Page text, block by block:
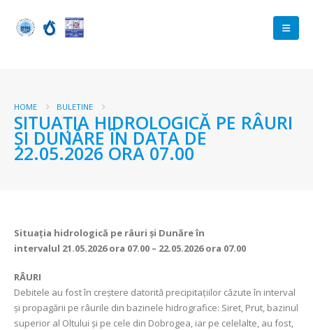
HOME BULETINE
SITUAȚIA HIDROLOGICĂ PE RÂURI
ȘI DUNĂRE ÎN DATA DE
22.05.2026 ORA 07.00
Situația hidrologică pe râuri și Dunăre în
intervalul 21.05.2026 ora 07.00 – 22.05.2026 ora 07.00
RÂURI
Debitele au fost în creștere datorită precipitațiilor căzute în interval
și propagării pe râurile din bazinele hidrografice: Siret, Prut, bazinul
superior al Oltului și pe cele din Dobrogea, iar pe celelalte, au fost,